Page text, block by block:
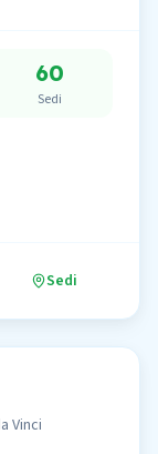
60
Sedi
Sedi
Vinci